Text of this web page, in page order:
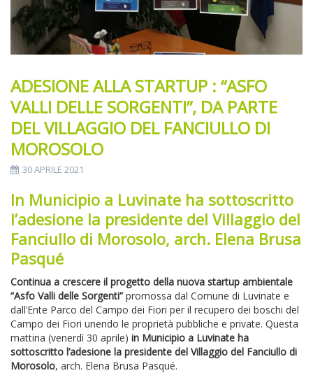
ADESIONE ALLA STARTUP : “ASFO
VALLI DELLE SORGENTI”, DA PARTE
DEL VILLAGGIO DEL FANCIULLO DI
MOROSOLO
30 APRILE 2021
In Municipio a Luvinate ha sottoscritto
l’adesione la presidente del Villaggio del
Fanciullo di Morosolo, arch. Elena Brusa
Pasqué
Continua a crescere il progetto della nuova startup ambientale
“Asfo Valli delle Sorgenti” promossa dal Comune di Luvinate e
dall’Ente Parco del Campo dei Fiori per il recupero dei boschi del
Campo dei Fiori unendo le proprietà pubbliche e private. Questa
mattina (venerdì 30 aprile) in Municipio a Luvinate ha
sottoscritto l’adesione la presidente del Villaggio del Fanciullo di
Morosolo, arch. Elena Brusa Pasqué.